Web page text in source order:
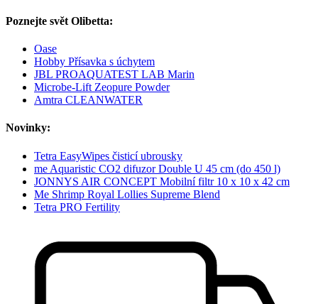
Poznejte svět Olibetta:
Oase
Hobby Přísavka s úchytem
JBL PROAQUATEST LAB Marin
Microbe-Lift Zeopure Powder
Amtra CLEANWATER
Novinky:
Tetra EasyWipes čisticí ubrousky
me Aquaristic CO2 difuzor Double U 45 cm (do 450 l)
JONNYS AIR CONCEPT Mobilní filtr 10 x 10 x 42 cm
Me Shrimp Royal Lollies Supreme Blend
Tetra PRO Fertility